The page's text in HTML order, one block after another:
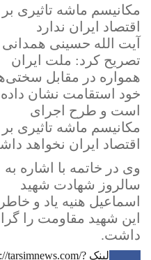
مکانیسم ماشه تاثیری بر
اقتصاد ایران ندارد
آیت الله حسینی همدانی
تصریح کرد: ملت ایران
همواره در مقابل
خود استقامت نشان داده
است و طرح اجرای
مکانیسم ماشه تاثیری بر
اقتصاد ایران نخواهد
وی در خاتمه با اشاره به
سالروز شهادت شهید
اسماعیل هنیه یاد و
این شهید مقاومت را
داشت.
لینک tarsimnews.com/?